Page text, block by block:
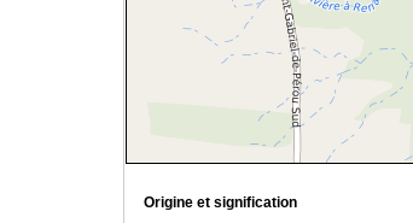
Origine et signification